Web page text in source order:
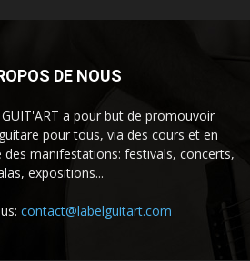
DE NOUS
a pour but de promouvoir
pour tous, via des cours et en
manifestations: festivals, concerts,
expositions...
contact@labelguitart.com